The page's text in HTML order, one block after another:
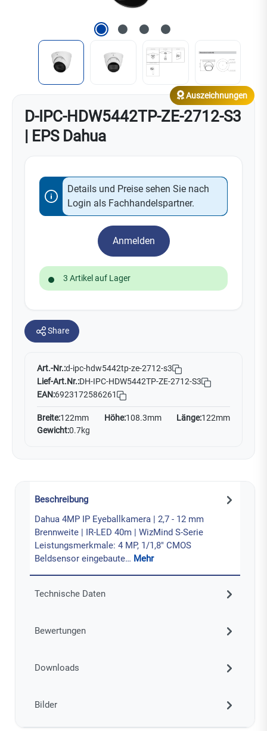
D-IPC-HDW5442TP-ZE-2712-S3
| EPS Dahua
Auszeichnungen
Details und Preise sehen Sie nach
Login als Fachhandelspartner.
Anmelden
3 Artikel auf Lager
Share
Art.-Nr.:d-ipc-hdw5442tp-ze-2712-s3
Lief-Art.Nr.:DH-IPC-HDW5442TP-ZE-2712-S3
EAN:6923172586261
Breite:122mm Höhe:108.3mm Länge:122mm
Gewicht:0.7kg
Beschreibung
Dahua 4MP IP Eyeballkamera | 2,7 - 12 mm
Brennweite | IR-LED 40m | WizMind S-Serie
Leistungsmerkmale: 4 MP, 1/1,8" CMOS
Beldsensor eingebaute… Mehr
Technische Daten
Bewertungen
Downloads
Bilder